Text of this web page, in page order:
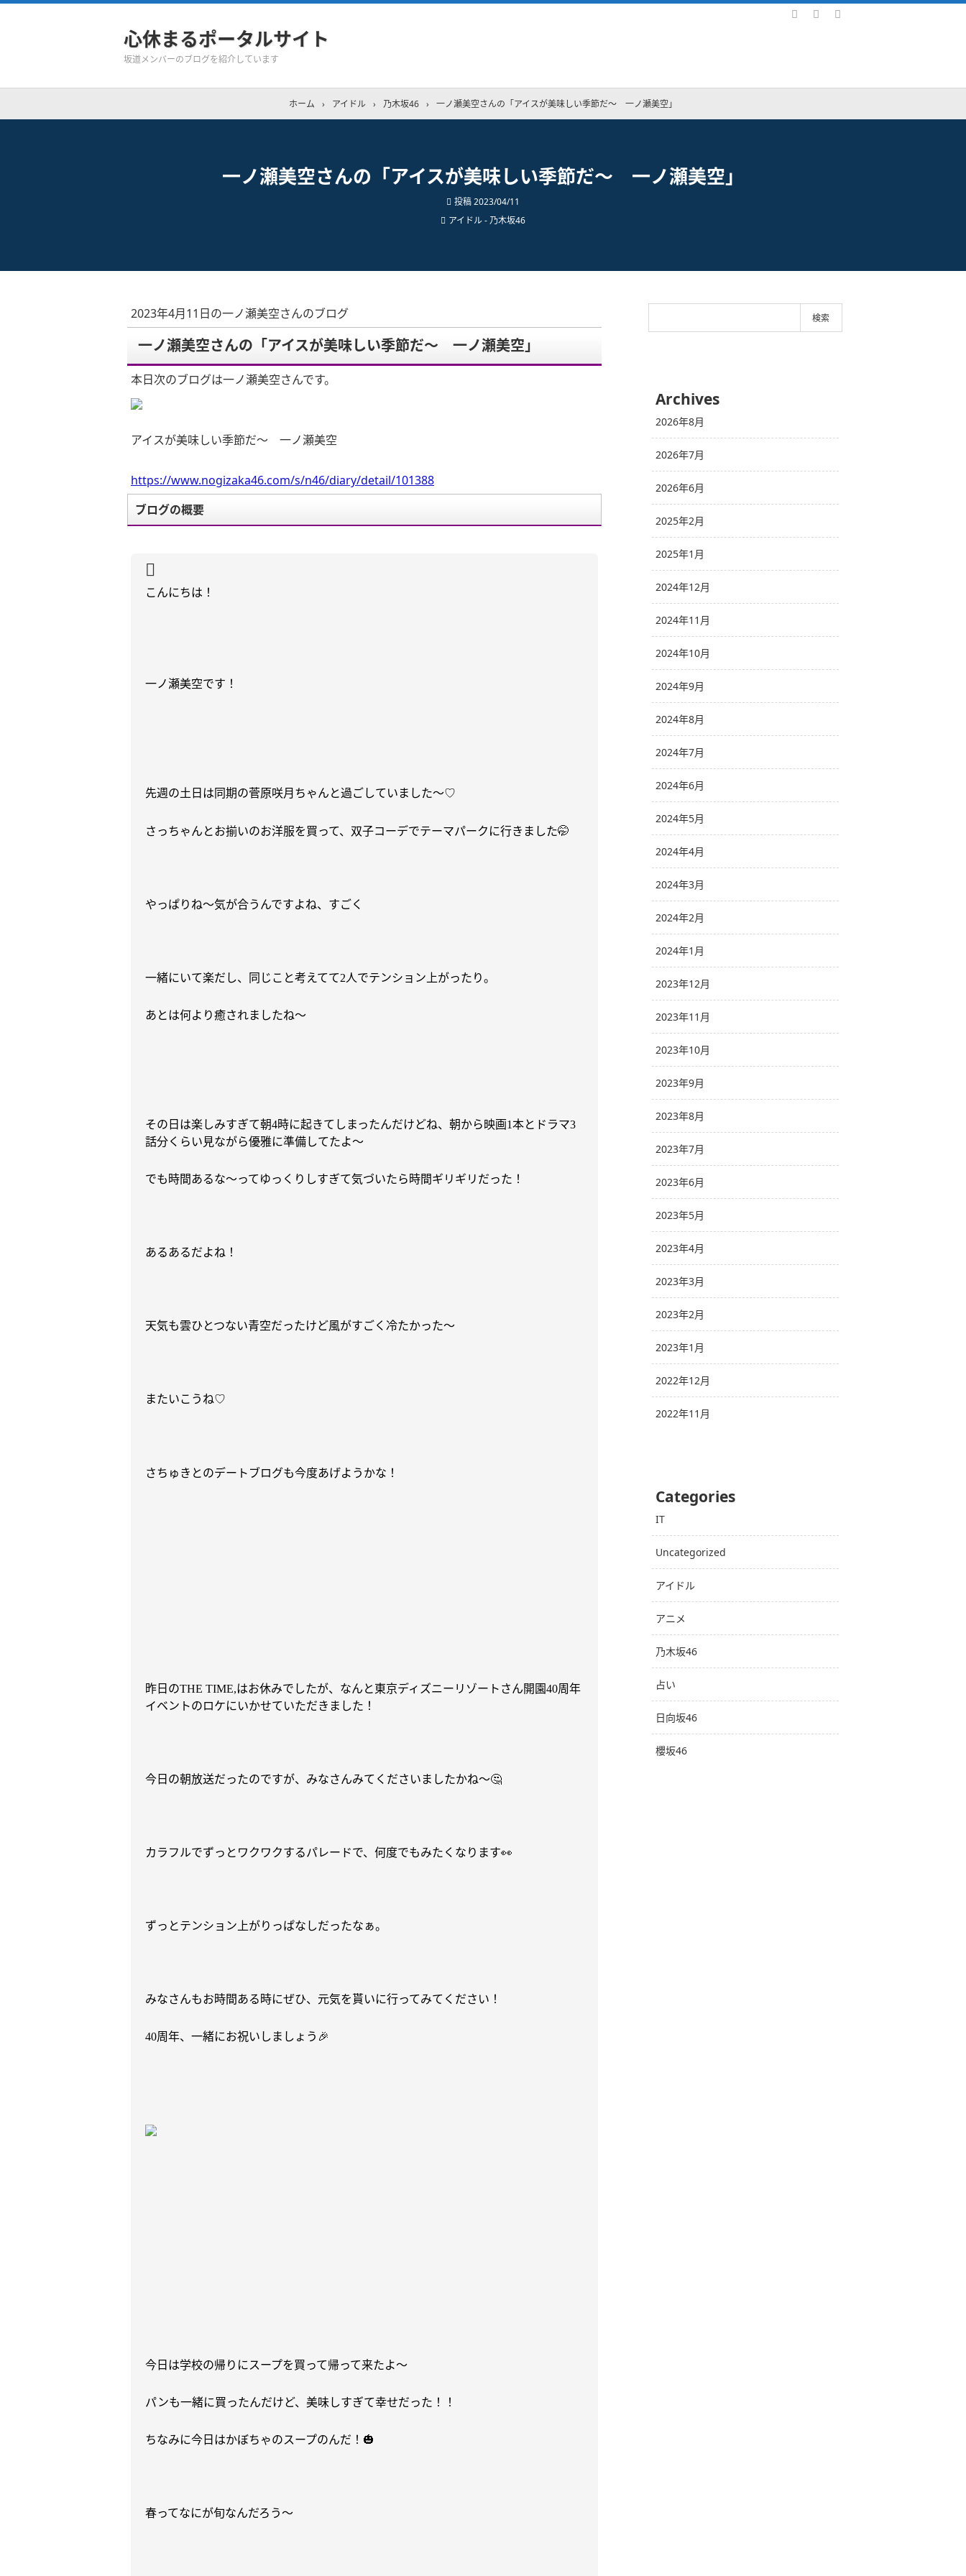
心休まるポータルサイト
坂道メンバーのブログを紹介しています
ホーム › アイドル › 乃木坂46 › 一ノ瀬美空さんの「アイスが美味しい季節だ〜 一ノ瀬美空」
一ノ瀬美空さんの「アイスが美味しい季節だ〜 一ノ瀬美空」
投稿2023/04/11
アイドル - 乃木坂46
2023年4月11日の一ノ瀬美空さんのブログ
一ノ瀬美空さんの「アイスが美味しい季節だ〜 一ノ瀬美空」
本日次のブログは一ノ瀬美空さんです。
アイスが美味しい季節だ〜 一ノ瀬美空
https://www.nogizaka46.com/s/n46/diary/detail/101388
ブログの概要
こんにちは！
一ノ瀬美空です！
先週の土日は同期の菅原咲月ちゃんと過ごしていました〜♡
さっちゃんとお揃いのお洋服を買って、双子コーデでテーマパークに行きました🤭
やっぱりね〜気が合うんですよね、すごく
一緒にいて楽だし、同じこと考えてて2人でテンション上がったり。
あとは何より癒されましたね〜
その日は楽しみすぎて朝4時に起きてしまったんだけどね、朝から映画1本とドラマ3
話分くらい見ながら優雅に準備してたよ〜
でも時間あるな〜ってゆっくりしすぎて気づいたら時間ギリギリだった！
あるあるだよね！
天気も雲ひとつない青空だったけど風がすごく冷たかった〜
またいこうね♡
さちゅきとのデートブログも今度あげようかな！
昨日のTHE TIME,はお休みでしたが、なんと東京ディズニーリゾートさん開園40周年
イベントのロケにいかせていただきました！
今日の朝放送だったのですが、みなさんみてくださいましたかね〜🤔
カラフルでずっとワクワクするパレードで、何度でもみたくなります👀
ずっとテンション上がりっぱなしだったなぁ。
みなさんもお時間ある時にぜひ、元気を貰いに行ってみてください！
40周年、一緒にお祝いしましょう🎉
今日は学校の帰りにスープを買って帰って来たよ〜
パンも一緒に買ったんだけど、美味しすぎて幸せだった！！
ちなみに今日はかぼちゃのスープのんだ！ 🎃
春ってなにが旬なんだろう〜
Archives
2026年8月
2026年7月
2026年6月
2025年2月
2025年1月
2024年12月
2024年11月
2024年10月
2024年9月
2024年8月
2024年7月
2024年6月
2024年5月
2024年4月
2024年3月
2024年2月
2024年1月
2023年12月
2023年11月
2023年10月
2023年9月
2023年8月
2023年7月
2023年6月
2023年5月
2023年4月
2023年3月
2023年2月
2023年1月
2022年12月
2022年11月
Categories
IT
Uncategorized
アイドル
アニメ
乃木坂46
占い
日向坂46
櫻坂46